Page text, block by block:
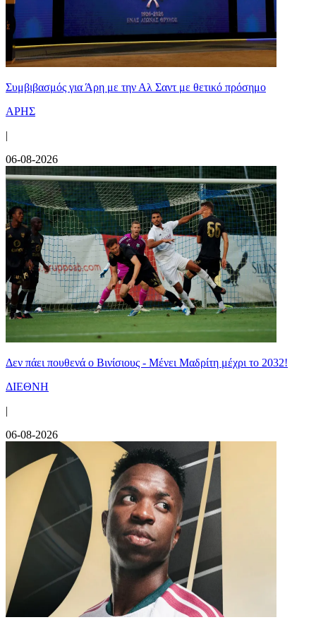
Συμβιβασμός για Άρη με την Αλ Σαντ με θετικό πρόσημο
ΑΡΗΣ
|
06-08-2026
Δεν πάει πουθενά ο Βινίσιους - Μένει Μαδρίτη μέχρι το 2032!
ΔΙΕΘΝΗ
|
06-08-2026